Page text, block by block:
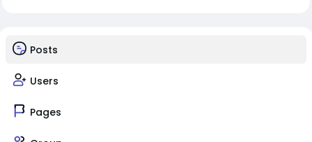
Posts
Users
Pages